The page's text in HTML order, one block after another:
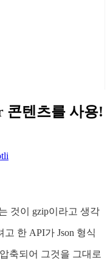
콘텐츠를 사용!
것이 gzip이라고 생각
한 API가 Json 형식
축되어 그것을 그대로